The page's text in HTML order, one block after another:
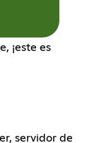
¡este es
servidor de